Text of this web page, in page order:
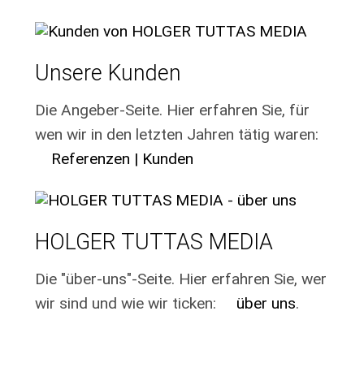
Unsere Kunden
Die Angeber-Seite. Hier erfahren Sie, für
wen wir in den letzten Jahren tätig waren:
Referenzen | Kunden
HOLGER TUTTAS MEDIA
Die "über-uns"-Seite. Hier erfahren Sie, wer
wir sind und wie wir ticken:
über uns.